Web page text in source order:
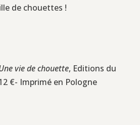
de chouettes !
vie de chouette, Editions du
€- Imprimé en Pologne